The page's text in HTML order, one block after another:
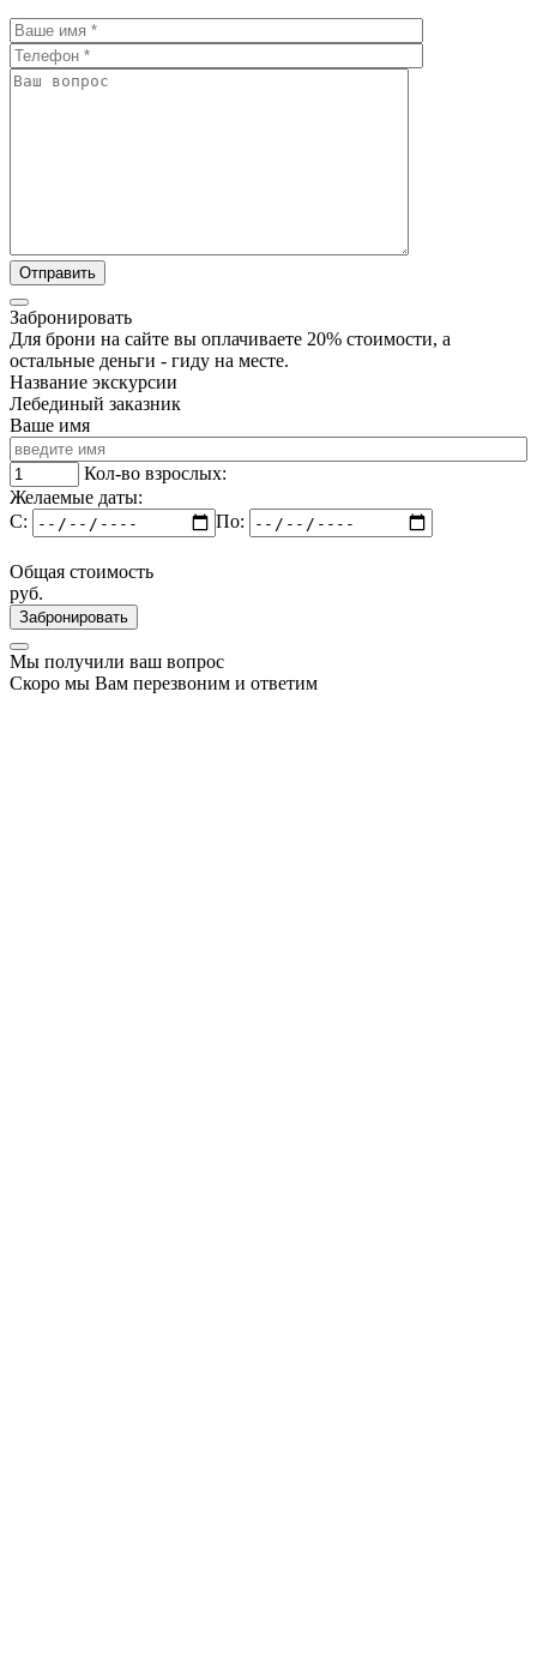
Забронировать
Для брони на сайте вы оплачиваете 20% стоимости, а
остальные деньги - гиду на месте.
Название экскурсии
Лебединый заказник
Ваше имя
Кол-во взрослых:
Желаемые даты:
C:
По:
Общая стоимость
руб.
Забронировать
Мы получили ваш вопрос
Скоро мы Вам перезвоним и ответим